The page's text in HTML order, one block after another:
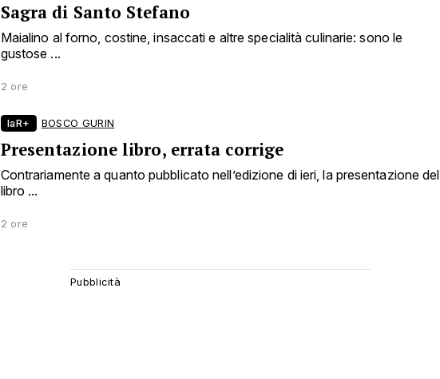
Sagra di Santo Stefano
Maialino al forno, costine, insaccati e altre specialità culinarie: sono le
gustose ...
2 ore
laR+ BOSCO GURIN
Presentazione libro, errata corrige
Contrariamente a quanto pubblicato nell’edizione di ieri, la presentazione del
libro ...
2 ore